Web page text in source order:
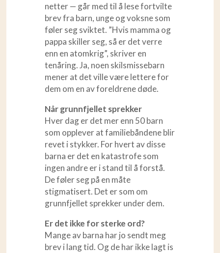
netter — går med til å lese fortvilte
brev fra barn, unge og voksne som
føler seg sviktet. ”Hvis mamma og
pappa skiller seg, så er det verre
enn en atomkrig”, skriver en
tenåring. Ja, noen skilsmissebarn
mener at det ville være lettere for
dem om en av foreldrene døde.
Når grunnfjellet sprekker
Hver dag er det mer enn 50 barn
som opplever at familiebåndene blir
revet i stykker. For hvert av disse
barna er det en katastrofe som
ingen andre er i stand til å forstå.
De føler seg på en måte
stigmatisert. Det er som om
grunnfjellet sprekker under dem.
Er det ikke for sterke ord?
Mange av barna har jo sendt meg
brev i lang tid. Og de har ikke lagt is